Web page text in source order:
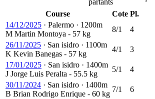
Course Cote Pl.
14/12/2025 · Palermo · 1200m
M Martin Montoya - 57 kg
8/1
4
26/11/2025 · San isidro · 1100m
K Kevin Banegas - 57 kg
4/1
3
17/01/2025 · San isidro · 1400m
J Jorge Luis Peralta - 55.5 kg
5/1
4
30/11/2024 · San isidro · 1400m
B Brian Rodrigo Enrique - 60 kg
7/1 6